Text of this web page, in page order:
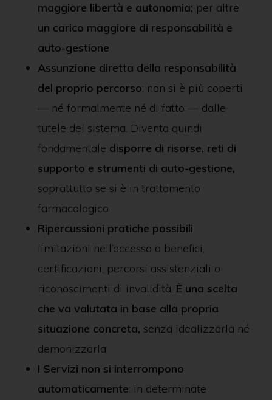
maggiore libertà e autonomia; per altre
un carico maggiore di responsabilità e
auto-gestione
Assunzione diretta della responsabilità
del proprio percorso: non si è più coperti
— né formalmente né di fatto — dalle
tutele del sistema. Diventa quindi
fondamentale disporre di risorse, reti di
supporto e strumenti di auto-gestione,
soprattutto se si è in trattamento
farmacologico
Ripercussioni pratiche possibili:
limitazioni nell’accesso a benefici,
certificazioni, percorsi assistenziali o
riconoscimenti di invalidità. È una scelta
che va valutata in base alla propria
situazione concreta, senza idealizzarla né
demonizzarla
I Servizi non si interrompono
automaticamente: in determinate